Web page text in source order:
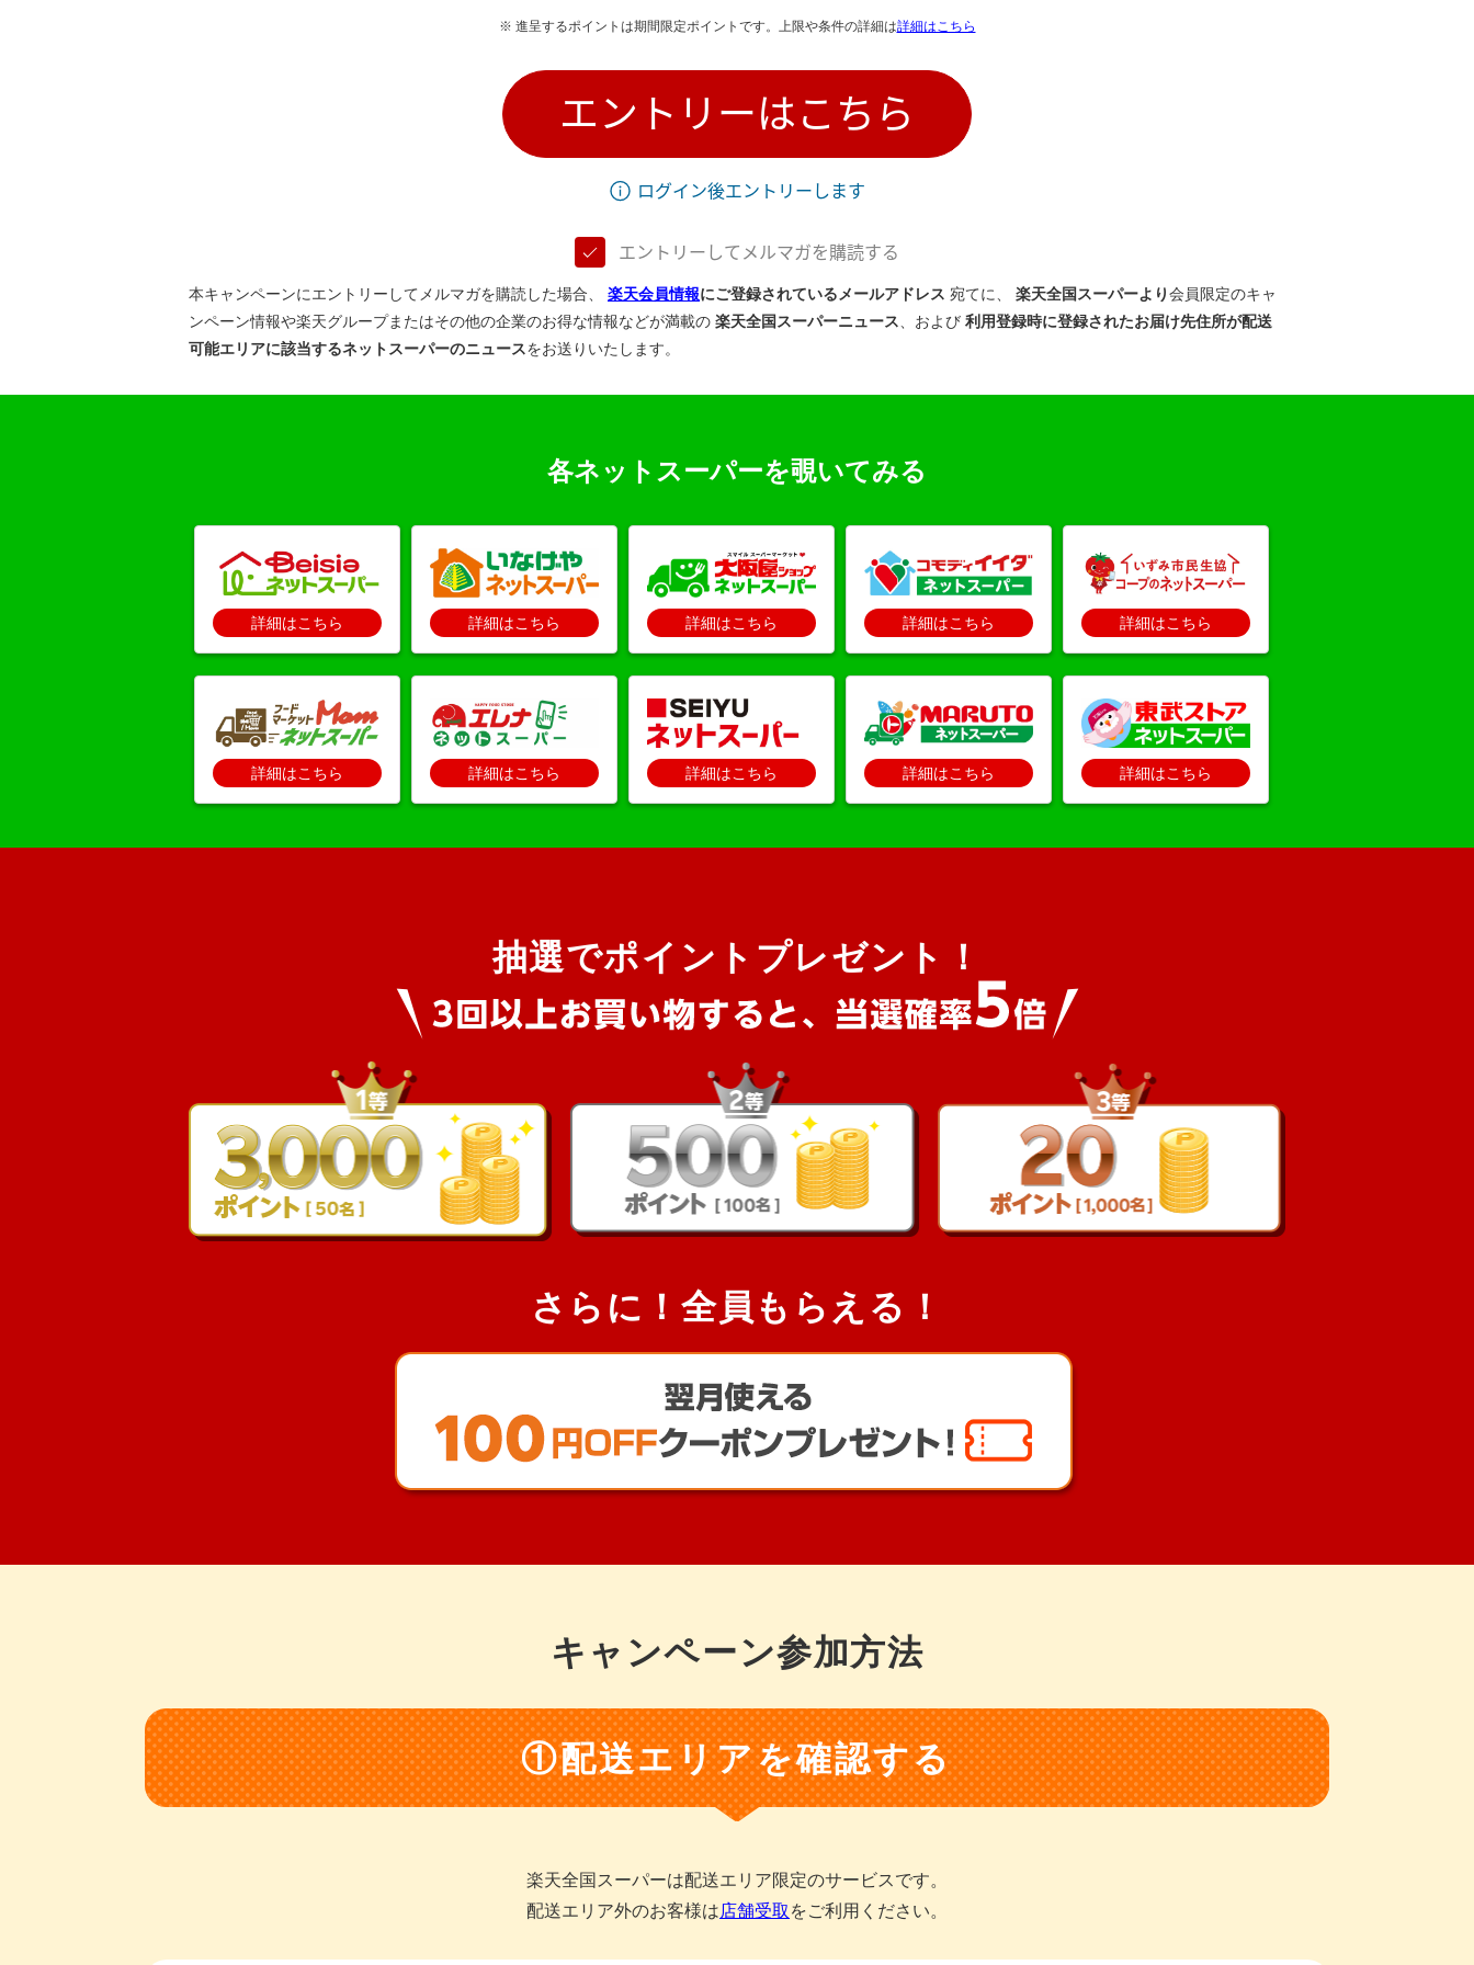
※ 進呈するポイントは期間限定ポイントです。上限や条件の詳細は詳細はこちら
エントリーはこちら
ログイン後エントリーします
エントリーしてメルマガを購読する
本キャンペーンにエントリーしてメルマガを購読した場合、 楽天会員情報にご登録されているメールアドレス 宛てに、 楽天全国スーパーより会員限定のキャ
ンペーン情報や楽天グループまたはその他の企業のお得な情報などが満載の 楽天全国スーパーニュース 、および 利用登録時に登録されたお届け先住所が配送
可能エリアに該当するネットスーパーのニュースをお送りいたします。
各ネットスーパーを覗いてみる
詳細はこちら 詳細はこちら 詳細はこちら 詳細はこちら 詳細はこちら
詳細はこちら 詳細はこちら 詳細はこちら 詳細はこちら 詳細はこちら
抽選でポイントプレゼント！
さらに！全員もらえる！
キャンペーン参加方法
①配送エリアを確認する
楽天全国スーパーは配送エリア限定のサービスです。
配送エリア外のお客様は店舗受取 をご利用ください。